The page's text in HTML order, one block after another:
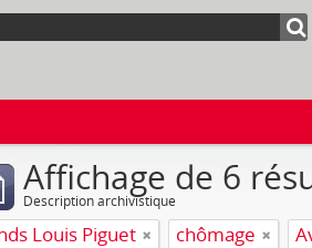
Affichage de 6
Description archivistique
Louis Piguet chômage